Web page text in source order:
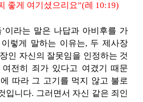
좋게 여기셨으리요”(레 10:19)
이라는 말은 나답과 아비후를 가
렇게 말하는 이유는, 두 제사장
인 자신의 잘못임을 인정하는 것
전히 죄가 있다고 여겼기 때문
따라 그 고기를 먹지 않고 불로
입니다. 그러면서 자신 같은 죄인